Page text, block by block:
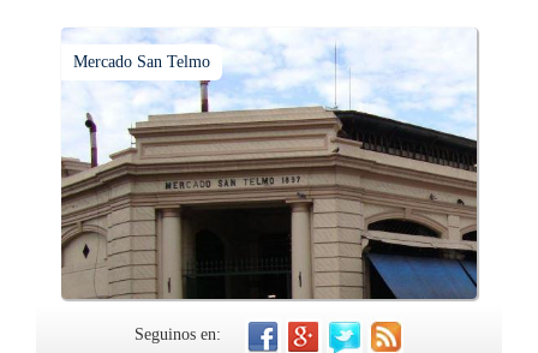
Mercado San Telmo
Seguinos en: